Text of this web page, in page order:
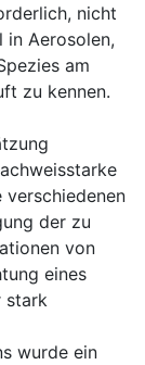
nicht
in Aerosolen,
am
zu kennen.
der zu
von
eines
stark
wurde ein